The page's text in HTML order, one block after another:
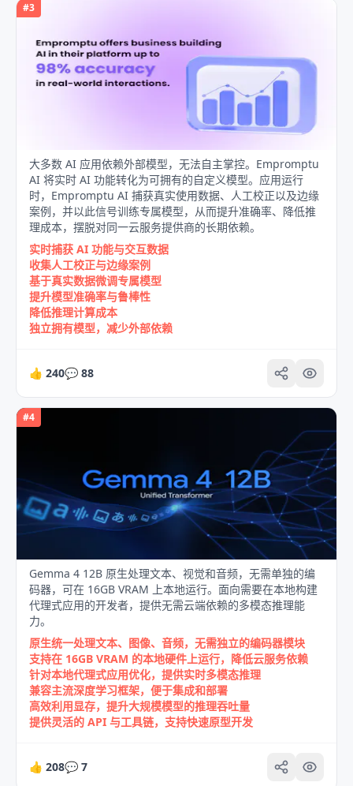
#3
大多数 AI 应用依赖外部模型，无法自主掌控。Empromptu
AI 将实时 AI 功能转化为可拥有的自定义模型。应用运行
时，Empromptu AI 捕获真实使用数据、人工校正以及边缘
案例，并以此信号训练专属模型，从而提升准确率、降低推
理成本，摆脱对同一云服务提供商的长期依赖。
实时捕获 AI 功能与交互数据
收集人工校正与边缘案例
基于真实数据微调专属模型
提升模型准确率与鲁棒性
降低推理计算成本
独立拥有模型，减少外部依赖
👍 240💬 88
#4
Gemma 4 12B 原生处理文本、视觉和音频，无需单独的编
码器，可在 16GB VRAM 上本地运行。面向需要在本地构建
代理式应用的开发者，提供无需云端依赖的多模态推理能
力。
原生统一处理文本、图像、音频，无需独立的编码器模块
支持在 16GB VRAM 的本地硬件上运行，降低云服务依赖
针对本地代理式应用优化，提供实时多模态推理
兼容主流深度学习框架，便于集成和部署
高效利用显存，提升大规模模型的推理吞吐量
提供灵活的 API 与工具链，支持快速原型开发
👍 208💬 7